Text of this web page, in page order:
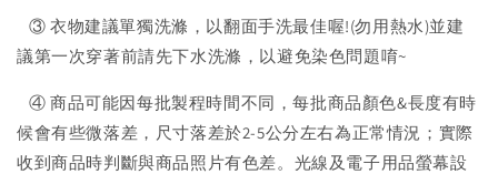
③ 衣物建議單獨洗滌，以翻面手洗最佳喔!(勿用熱水)並建
議第一次穿著前請先下水洗滌，以避免染色問題唷~
④ 商品可能因每批製程時間不同，每批商品顏色&長度有時
候會有些微落差，尺寸落差於2-5公分左右為正常情況；實際
收到商品時判斷與商品照片有色差。光線及電子用品螢幕設